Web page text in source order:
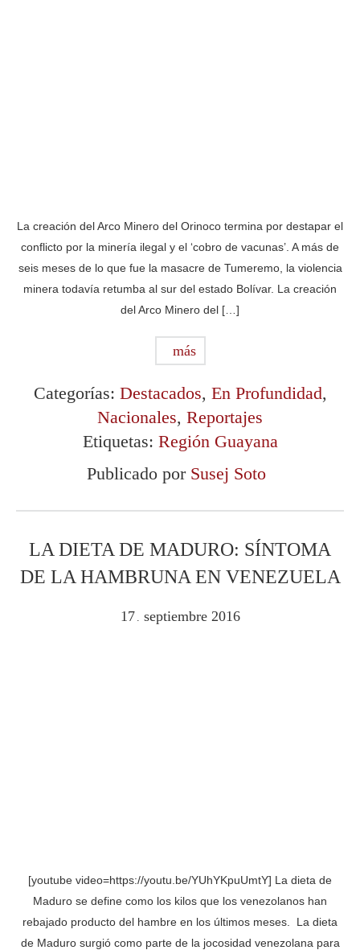
La creación del Arco Minero del Orinoco termina por destapar el
conflicto por la minería ilegal y el ‘cobro de vacunas’. A más de
seis meses de lo que fue la masacre de Tumeremo, la violencia
minera todavía retumba al sur del estado Bolívar. La creación
del Arco Minero del […]
más
Categorías: Destacados, En Profundidad,
Nacionales, Reportajes
Etiquetas: Región Guayana
Publicado por Susej Soto
LA DIETA DE MADURO: SÍNTOMA
DE LA HAMBRUNA EN VENEZUELA
17 septiembre 2016
[youtube video=https://youtu.be/YUhYKpuUmtY] La dieta de
Maduro se define como los kilos que los venezolanos han
rebajado producto del hambre en los últimos meses. La dieta
de Maduro surgió como parte de la jocosidad venezolana para